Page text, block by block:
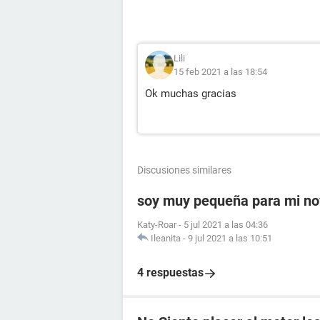
Lili
15 feb 2021 a las 18:54
Ok muchas gracias
Discusiones similares
soy muy pequeña para mi
Katy-Roar - 5 jul 2021 a las 04:36
Ileanita - 9 jul 2021 a las 10:51
4 respuestas